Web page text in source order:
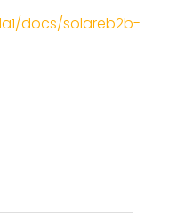
docs/solareb2b-